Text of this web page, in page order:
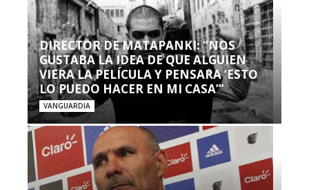
DIRECTOR DE MATAPANKI: “NOS
GUSTABA LA IDEA DE QUE ALGUIEN
VIERA LA PELÍCULA Y PENSARA ‘ESTO
LO PUEDO HACER EN MI CASA’”
VANGUARDIA